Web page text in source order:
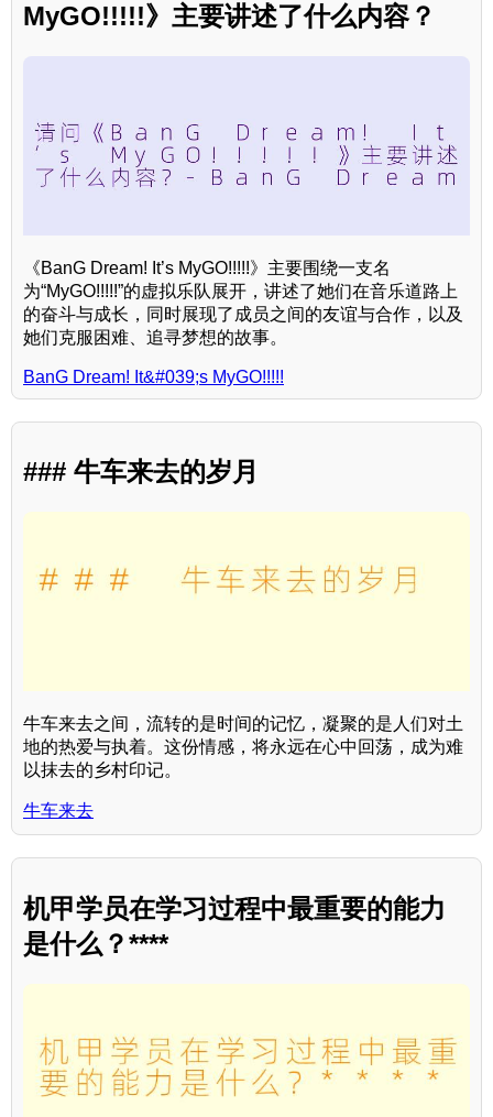
MyGO!!!!!》主要讲述了什么内容？
《BanG Dream! It’s MyGO!!!!!》主要围绕一支名
为“MyGO!!!!!”的虚拟乐队展开，讲述了她们在音乐道路上
的奋斗与成长，同时展现了成员之间的友谊与合作，以及
她们克服困难、追寻梦想的故事。
BanG Dream! It&#039;s MyGO!!!!!
### 牛车来去的岁月
牛车来去之间，流转的是时间的记忆，凝聚的是人们对土
地的热爱与执着。这份情感，将永远在心中回荡，成为难
以抹去的乡村印记。
牛车来去
机甲学员在学习过程中最重要的能力
是什么？****